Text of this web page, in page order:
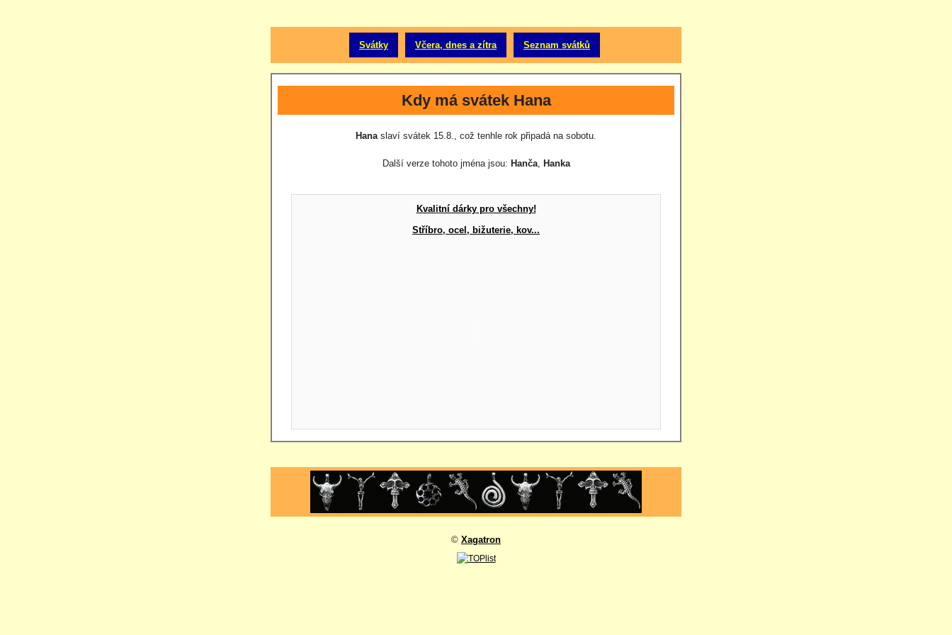
Svátky Včera, dnes a zítra Seznam svátků
Kdy má svátek Hana
Hanaslaví svátek 15.8., což tenhle rok připadá na sobotu.
Další verze tohoto jména jsou: Hanča, Hanka
Kvalitní dárky pro všechny!
Stříbro, ocel, bižuterie, kov...
© Xagatron